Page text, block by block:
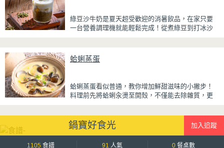
滿濃濃古早味，帶便當、配稀飯、配白飯都好吃，
讓人忍不住多扒好幾口飯，是一道簡單又美味的經
綠豆沙牛奶是夏天超受歡迎的消暑飲品，在家只要
一台營養調理機就能輕鬆完成！從煮綠豆到打冰沙
先把綠豆煮到綿密鬆軟，再攪打成綠豆沙，最後跟
炎夏日一定要喝一杯！
蛤蜊蒸蛋
蛤蜊蒸蛋看似普通，教你增加鮮甜滋味的小撇步！
料理前先將蛤蜊汆燙至開殼，不僅能去除雜質，更
本普通的蒸蛋更加濃郁鮮甜。
蒸蛋口感柔嫩細緻、入口即化，搭配飽滿彈牙的蛤
蜊，鮮、甜、嫩三種口感一次滿足。最後撒上蔥花
鍋寶好食光
1105 食譜 91 人氣 0 餐桌數